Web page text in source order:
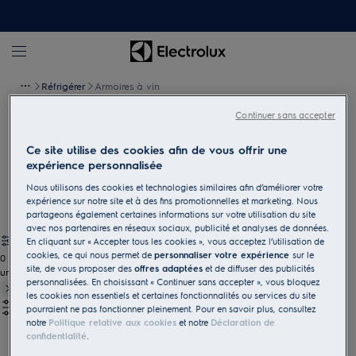
Réfrigérer Armoires à vin
Armoires à vin
Conservez vos vins à température idéale dans une élégante
cave à vin – faciles à stocker, parfaits à servir et à déguster.
0
undefined
Ce site utilise des cookies afin de vous offrir une
expérience personnalisée
Nous utilisons des cookies et technologies similaires afin d’améliorer votre
expérience sur notre site et à des fins promotionnelles et marketing. Nous
partageons également certaines informations sur votre utilisation du site
avec nos partenaires en réseaux sociaux, publicité et analyses de données.
En cliquant sur « Accepter tous les cookies », vous acceptez l’utilisation de
cookies, ce qui nous permet depersonnaliser votre expériencesur le
site, de vous proposer desoffres adaptées et de diffuser des publicités
personnalisées. En choisissant « Continuer sans accepter », vous bloquez
les cookies non essentiels et certaines fonctionnalités ou services du site
pourraient ne pas fonctionner pleinement. Pour en savoir plus, consultez
notre Politique relative aux cookies et notre Déclaration de
confidentialité.
Continuer sans accepter